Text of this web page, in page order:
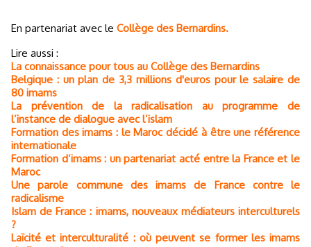
En partenariat avec le Collège des Bernardins.
Lire aussi :
La connaissance pour tous au Collège des Bernardins
Belgique : un plan de 3,3 millions d'euros pour le salaire de
80 imams
La prévention de la radicalisation au programme de
l’instance de dialogue avec l’islam
Formation des imams : le Maroc décidé à être une référence
internationale
Formation d’imams : un partenariat acté entre la France et le
Maroc
Une parole commune des imams de France contre le
radicalisme
Islam de France : imams, nouveaux médiateurs interculturels
?
Laïcité et interculturalité : où peuvent se former les imams